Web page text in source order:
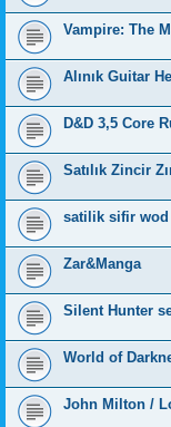
Vampire: The
Alınık Guitar
D&D 3,5 Core
Satılık Zincir
satilik sifir
Zar&Manga
Silent Hunter
World of
John Milton /